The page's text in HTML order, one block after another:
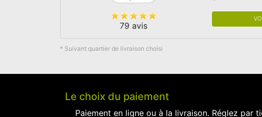
79 avis
* Suivant quartier de livraison choisi
Le choix du paiement
Paiement en ligne ou à la livraison. Réglez par